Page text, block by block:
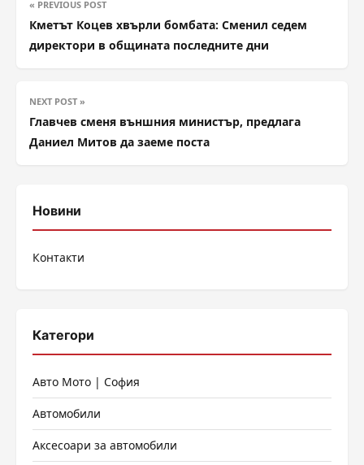
« PREVIOUS POST
Кметът Коцев хвърли бомбата: Сменил седем
директори в общината последните дни
NEXT POST »
Главчев сменя външния министър, предлага
Даниел Митов да заеме поста
Новини
Контакти
Категори
Авто Мото | София
Автомобили
Аксесоари за автомобили